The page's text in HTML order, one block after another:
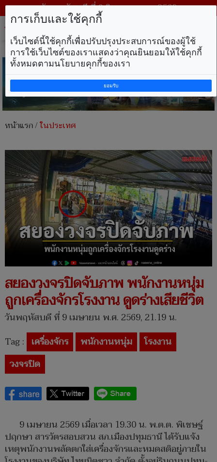
วันพฤหัสบดี ที่ 6 สิงหาคม พ.ศ. 2569
หน้าแรก/ในประเทศ
สยองวงจรปิดจับภาพ พนักงานหนุ่ม
ถูกเครื่องจักรโรงงาน ดูดร่างเสียชีวิต
วันพฤหัสบดี ที่ 9 เมษายน พ.ศ. 2569, 21.19 น.
Tag : เครื่องจักร พนักงานหนุ่ม
โรงงาน
วงจรปิด
9 เมษายน 2569 เมื่อเวลา 19.30 น. พ.ต.ต. พิเชษฐ์
ปฤกษา สารวัตรสอบสวน สภ.เมืองปทุมธานี ได้รับแจ้ง
เหตุพนักงานพลัดตกใส่เครื่องจักรและหมดสติอยู่ภายใน
การเก็บและใช้คุกกี้
เว็บไซต์นี้ใช้คุกกี้เพื่อปรับปรุงประสบการณ์ของผู้ใช้
การใช้เว็บไซต์ของเราแสดงว่าคุณยินยอมให้ใช้คุกกี้
ทั้งหมดตามนโยบายคุกกี้ของเรา
ยอมรับ